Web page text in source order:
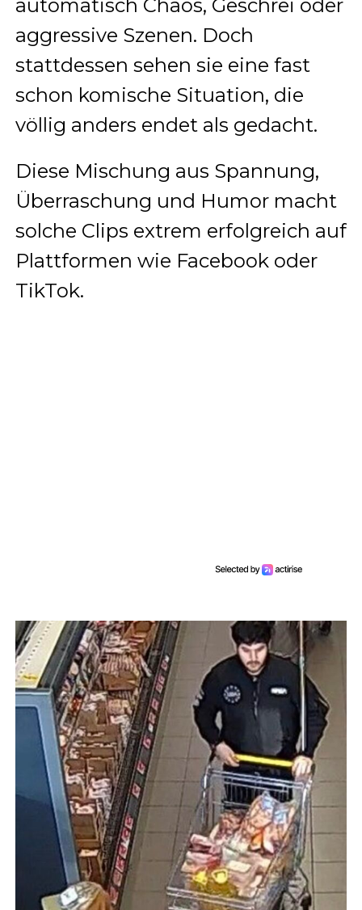
automatisch Chaos, Geschrei oder
aggressive Szenen. Doch
stattdessen sehen sie eine fast
schon komische Situation, die
völlig anders endet als gedacht.
Diese Mischung aus Spannung,
Überraschung und Humor macht
solche Clips extrem erfolgreich auf
Plattformen wie Facebook oder
TikTok.